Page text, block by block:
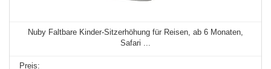
Nuby Faltbare Kinder-Sitzerhöhung für Reisen, ab 6 Monaten,
Safari ...